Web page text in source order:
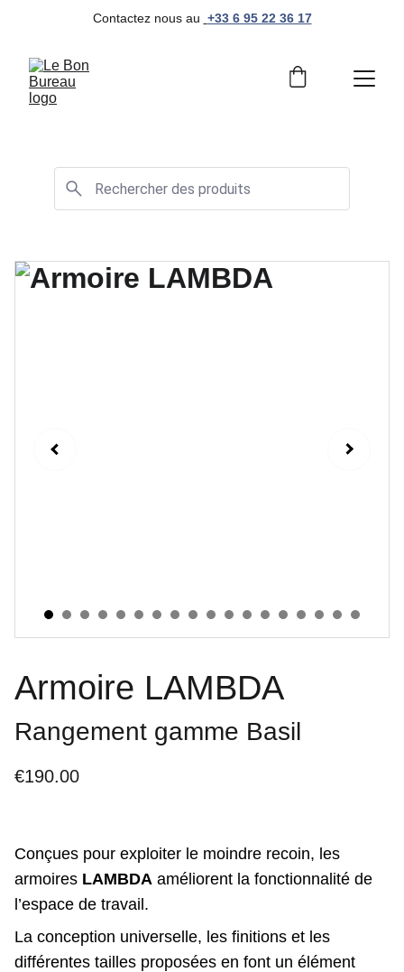
Contactez nous au +33 6 95 22 36 17
Armoire LAMBDA
Rangement gamme Basil
€190.00
Conçues pour exploiter le moindre recoin, les
armoires LAMBDA améliorent la fonctionnalité de
l’espace de travail.
La conception universelle, les finitions et les
différentes tailles proposées en font un élément